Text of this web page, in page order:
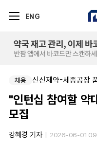
ENG
채용 신신제약-세종공장
"인턴십 참여할 약
모집
강혜경 기자 2026-06-01